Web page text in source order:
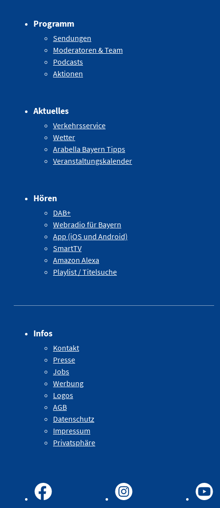
Programm
Sendungen
Moderatoren & Team
Podcasts
Aktionen
Aktuelles
Verkehrsservice
Wetter
Arabella Bayern Tipps
Veranstaltungskalender
Hören
DAB+
Webradio für Bayern
App (iOS und Android)
SmartTV
Amazon Alexa
Playlist / Titelsuche
Infos
Kontakt
Presse
Jobs
Werbung
Logos
AGB
Datenschutz
Impressum
Privatsphäre